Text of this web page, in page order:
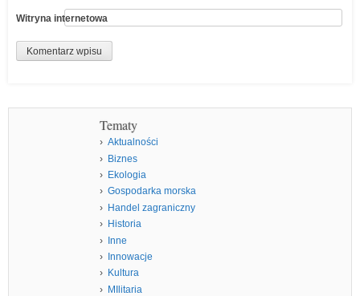
Witryna internetowa
Tematy
Aktualności
Biznes
Ekologia
Gospodarka morska
Handel zagraniczny
Historia
Inne
Innowacje
Kultura
MIlitaria